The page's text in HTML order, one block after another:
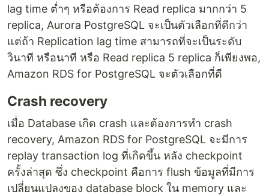
lag time ต่ำๆ หรือต้องการ Read replica มากกว่า 5
replica, Aurora PostgreSQL จะเป็นตัวเลือกที่ดีกว่า
แต่ถ้า Replication lag time สามารถที่จะเป็นระดับ
วินาที หรือนาที หรือ Read replica 5 replica ก็เพียงพอ,
Amazon RDS for PostgreSQL จะตัวเลือกที่ดี
Crash recovery
เมื่อ Database เกิด crash และต้องการทำ crash
recovery, Amazon RDS for PostgreSQL จะมีการ
replay transaction log ที่เกิดขึ้น หลัง checkpoint
ครั้งล่าสุด ซึ่ง checkpoint คือการ flush ข้อมูลที่มีการ
เปลี่ยนแปลงของ database block ใน memory และ